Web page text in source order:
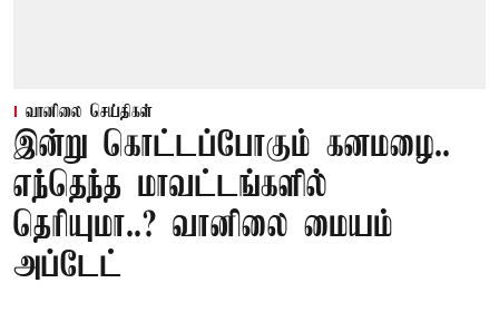
வானிலை செய்திகள்
இன்று கொட்டப்போகும் கனமழை..
எந்தெந்த மாவட்டங்களில்
தெரியுமா..? வானிலை மையம்
அப்டேட்